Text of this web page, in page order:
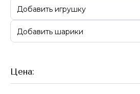
Цена: